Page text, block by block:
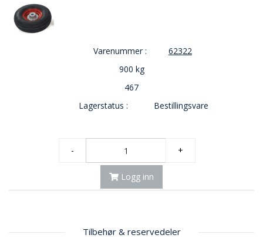
Varenummer :
62322
900 kg
467
Lagerstatus :
Bestillingsvare
- +
Logg inn
Tilbehør & reservedeler